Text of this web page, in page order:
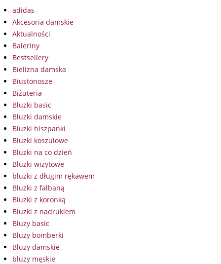
adidas
Akcesoria damskie
Aktualności
Baleriny
Bestsellery
Bielizna damska
Biustonosze
Biżuteria
Bluzki basic
Bluzki damskie
Bluzki hiszpanki
Bluzki koszulowe
Bluzki na co dzień
Bluzki wizytowe
bluzki z długim rękawem
Bluzki z falbaną
Bluzki z koronką
Bluzki z nadrukiem
Bluzy basic
Bluzy bomberki
Bluzy damskie
bluzy męskie